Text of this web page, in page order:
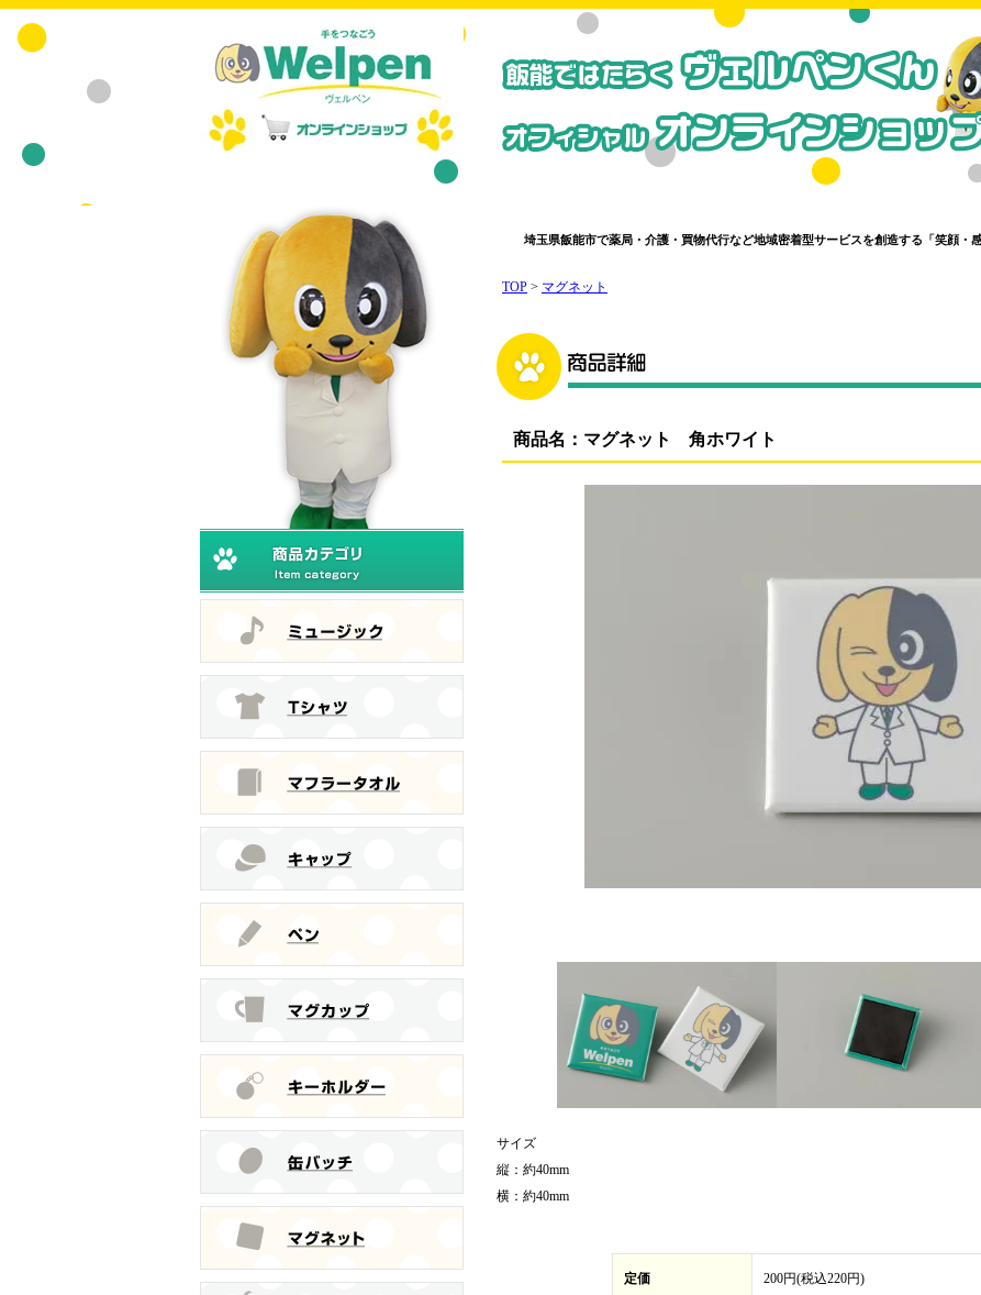
埼玉県飯能市で薬局・介護・買物代行など地域密着型サービスを創造する「笑顔・
TOP > マグネット
商品名：マグネット 角ホワイト
サイズ
縦：約40mm
横：約40mm
定価 200円(税込220円)